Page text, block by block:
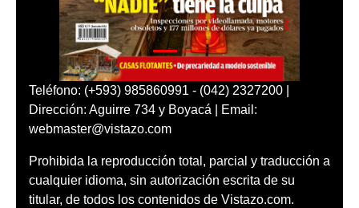
Teléfono: (+593) 985860991 - (042) 2327200 |
Dirección: Aguirre 734 y Boyacá | Email:
webmaster@vistazo.com
Prohibida la reproducción total, parcial y traducción a
cualquier idioma, sin autorización escrita de su
titular, de todos los contenidos de Vistazo.com.